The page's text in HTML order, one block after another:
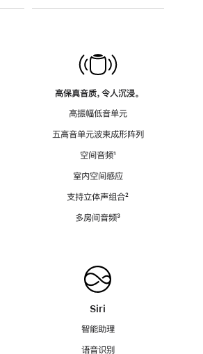
高保真音质，令人沉浸。
高振幅低音单元
五高音单元波束成形阵列
空间音频脚
¹
室内空间感应
支持立体声组合脚
²
多房间音频脚
³
Siri
智能助理
语音识别